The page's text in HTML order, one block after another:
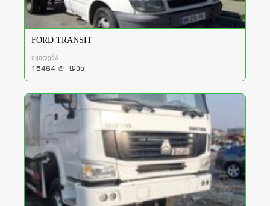
FORD TRANSIT
იყიდება
15464 a -დან